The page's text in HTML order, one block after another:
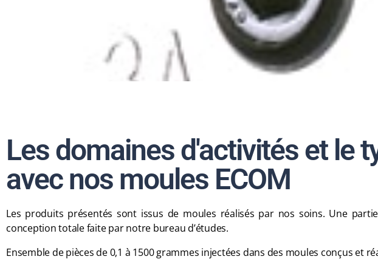
Les domaines d'activités et le
avec nos moules ECOM
Les produits présentés sont issus de moules réalisés par nos soins. Une
conception totale faite par notre bureau d’études.
Ensemble de pièces de 0,1 à 1500 grammes injectées dans des moules conçus et